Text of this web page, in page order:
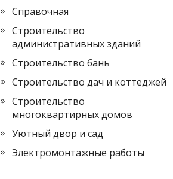
Справочная
Строительство
административных зданий
Строительство бань
Строительство дач и коттеджей
Строительство
многоквартирных домов
Уютный двор и сад
Электромонтажные работы